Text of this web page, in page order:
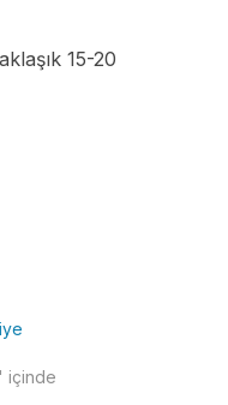
15-20
içinde